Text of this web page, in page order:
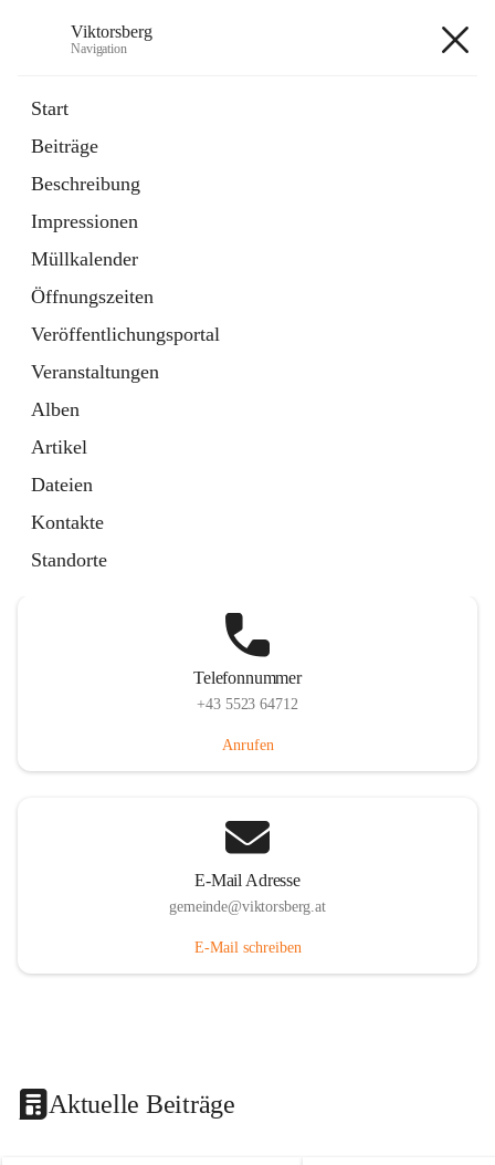
Viktorsberg
Navigation
Start
Beiträge
Beschreibung
Impressionen
Müllkalender
Öffnungszeiten
Veröffentlichungsportal
Veranstaltungen
Alben
Artikel
Dateien
Kontakte
Standorte
1 Schnellzugriff
Bürgerservice
10 Schnellzugriffe
Telefonnummer
+43 5523 64712
Anrufen
E-Mail Adresse
gemeinde@viktorsberg.at
E-Mail schreiben
Aktuelle Beiträge